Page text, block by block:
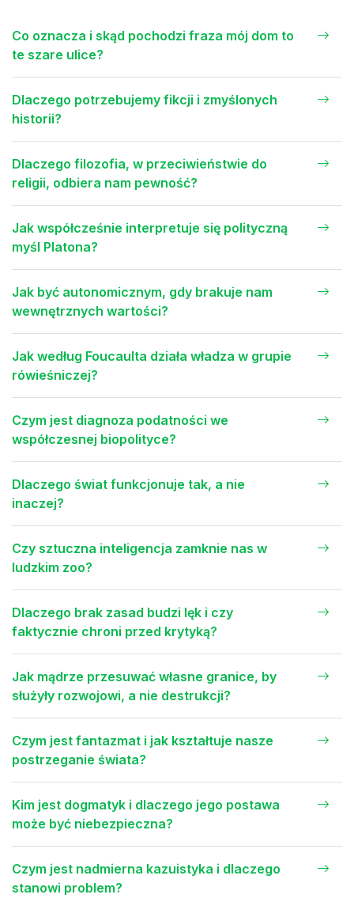
Co oznacza i skąd pochodzi fraza mój dom to
te szare ulice?
Dlaczego potrzebujemy fikcji i zmyślonych
historii?
Dlaczego filozofia, w przeciwieństwie do
religii, odbiera nam pewność?
Jak współcześnie interpretuje się polityczną
myśl Platona?
Jak być autonomicznym, gdy brakuje nam
wewnętrznych wartości?
Jak według Foucaulta działa władza w grupie
rówieśniczej?
Czym jest diagnoza podatności we
współczesnej biopolityce?
Dlaczego świat funkcjonuje tak, a nie
inaczej?
Czy sztuczna inteligencja zamknie nas w
ludzkim zoo?
Dlaczego brak zasad budzi lęk i czy
faktycznie chroni przed krytyką?
Jak mądrze przesuwać własne granice, by
służyły rozwojowi, a nie destrukcji?
Czym jest fantazmat i jak kształtuje nasze
postrzeganie świata?
Kim jest dogmatyk i dlaczego jego postawa
może być niebezpieczna?
Czym jest nadmierna kazuistyka i dlaczego
stanowi problem?